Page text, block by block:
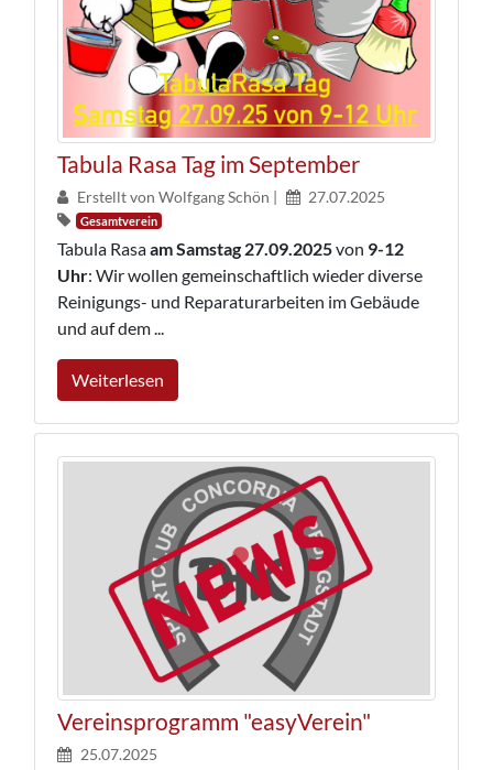
Tabula Rasa Tag im September
Erstellt von Wolfgang Schön | 27.07.2025
Gesamtverein
Tabula Rasaam Samstag 27.09.2025von 9-12
Uhr: Wir wollen gemeinschaftlich wieder diverse
Reinigungs- und Reparaturarbeiten im Gebäude
und auf dem ...
Weiterlesen
Vereinsprogramm "easyVerein"
25.07.2025